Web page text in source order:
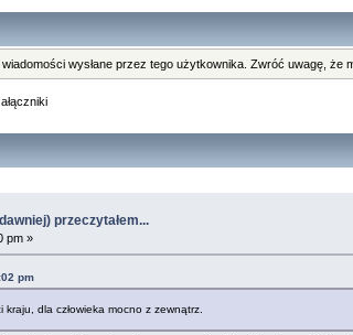
wysłane przez tego użytkownika. Zwróć uwagę, że
przeczytałem...
pm »
pm
dla człowieka mocno z zewnątrz.